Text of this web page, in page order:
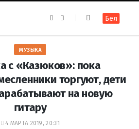
e
k
t
a
m
Бел
МУЗЫКА
с «Казюков»: пока
торгуют, дети
на новую
гитару
4 МАРТА 2019, 20:31